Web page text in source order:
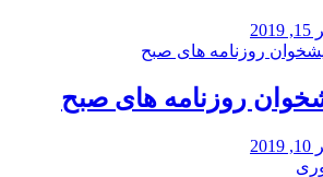
روزنامه های صبح